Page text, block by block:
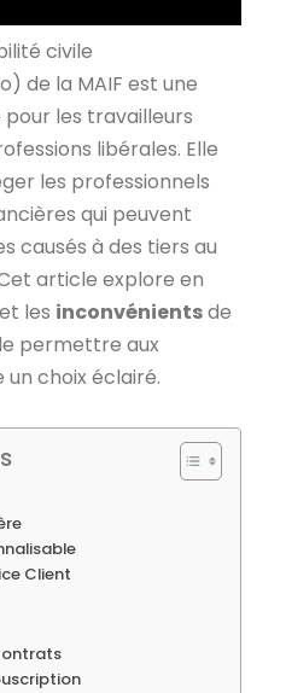
civile
de la MAIF est une
les travailleurs
libérales. Elle
les professionnels
qui peuvent
causés à des tiers au
article explore en
et les inconvénientsde
permettre aux
choix éclairé.
Client